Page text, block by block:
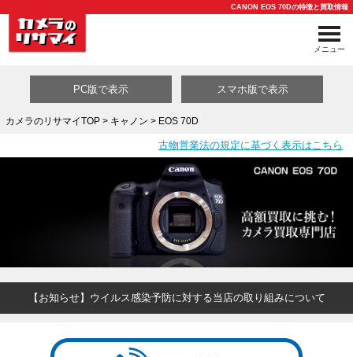
CANON EOS 70Dの特徴と買取情報
メニュー
買取カテゴリ一覧
PC版で表示 スマホ版で表示
カメラのリサマイTOP> キャノン > EOS 70D
古物営業法の規定に基づく表示はこちら
【お知らせ】ウイルス感染予防に対する当店の取り組みについて